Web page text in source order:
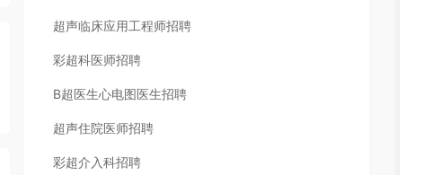
超声临床应用工程师招聘
彩超科医师招聘
B超医生心电图医生招聘
超声住院医师招聘
彩超介入科招聘